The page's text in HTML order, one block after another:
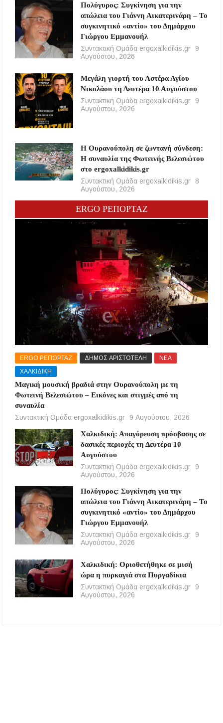
Πολύγυρος: Συγκίνηση για την
απώλεια του Γιάννη Αικατερινάρη – Το
συγκινητικό «αντίο» του Δημάρχου
Γιώργου Εμμανουήλ
Συντακτική Ομάδα ergoxalkidikis.gr
9
Αυγούστου, 2026
Μεγάλη γιορτή του Αστέρα Αγίου
Νικολάου τη Δευτέρα 10 Αυγούστου
Συντακτική Ομάδα ergoxalkidikis.gr
9
Αυγούστου, 2026
Η Ουρανούπολη σε ζωντανή σύνδεση:
Η συναυλία της Φωτεινής Βελεσιώτου
στο ergoxalkidikis.gr
Συντακτική Ομάδα ergoxalkidikis.gr
8
Αυγούστου, 2026
ERGO ΡΕΠΟΡΤΑΖ
ERGO ΡΕΠΟΡΤΑΖ ΔΗΜΟΣ ΑΡΙΣΤΟΤΕΛΗ
ΝΕΑ
ΧΑΛΚΙΔΙΚΗ
Μαγική μουσική βραδιά στην Ουρανούπολη με τη
Φωτεινή Βελεσιώτου – Εικόνες και στιγμές από τη
συναυλία
Συντακτική Ομάδα ergoxalkidikis.gr
9 Αυγούστου, 2026
Χαλκιδική: Απαγόρευση πρόσβασης σε
δασικές περιοχές τη Δευτέρα 10
Αυγούστου
Συντακτική Ομάδα ergoxalkidikis.gr
9
Αυγούστου, 2026
Πολύγυρος: Συγκίνηση για την
απώλεια του Γιάννη Αικατερινάρη – Το
συγκινητικό «αντίο» του Δημάρχου
Γιώργου Εμμανουήλ
Συντακτική Ομάδα ergoxalkidikis.gr
9
Αυγούστου, 2026
Χαλκιδική: Οριοθετήθηκε σε μισή
ώρα η πυρκαγιά στα Πυργαδίκια
Συντακτική Ομάδα ergoxalkidikis.gr
9
Αυγούστου, 2026